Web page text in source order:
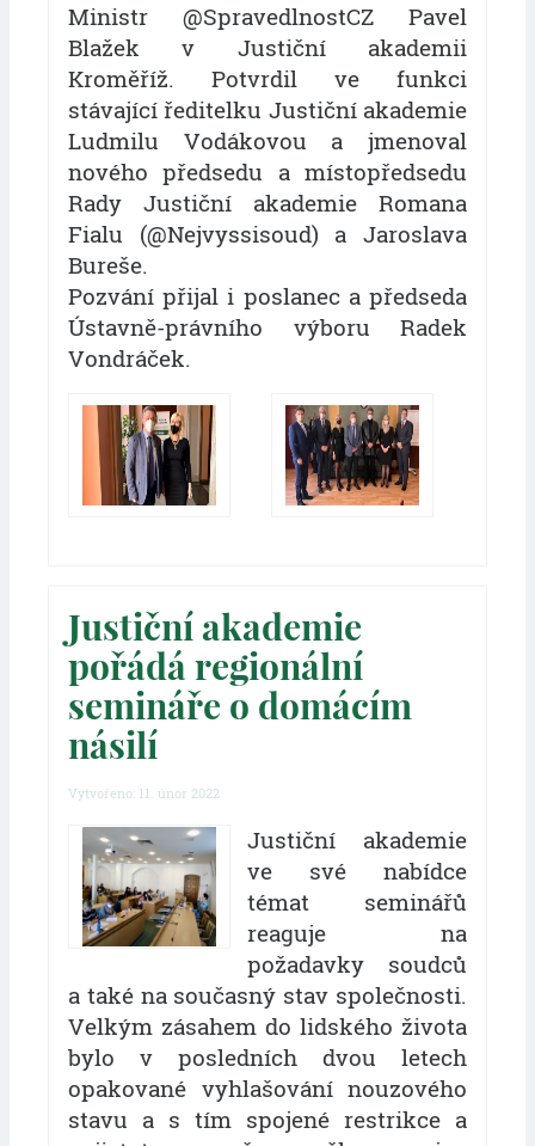
Ministr @SpravedlnostCZ Pavel
Blažek v Justiční akademii
Kroměříž. Potvrdil ve funkci
stávající ředitelku Justiční akademie
Ludmilu Vodákovou a jmenoval
nového předsedu a místopředsedu
Rady Justiční akademie Romana
Fialu (@Nejvyssisoud) a Jaroslava
Bureše.
Pozvání přijal i poslanec a předseda
Ústavně-právního výboru Radek
Vondráček.
Justiční akademie
pořádá regionální
semináře o domácím
násilí
Vytvořeno: 11. únor 2022
Justiční akademie
ve své nabídce
témat seminářů
reaguje na
požadavky soudců
a také na současný stav společnosti.
Velkým zásahem do lidského života
bylo v posledních dvou letech
opakované vyhlašování nouzového
stavu a s tím spojené restrikce a